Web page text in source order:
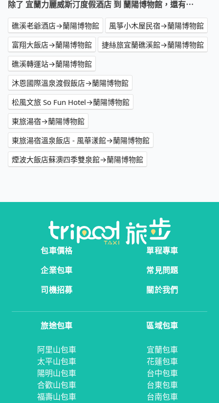
除了 宜蘭力麗威斯汀度假酒店 到 蘭陽博物館，還有⋯
礁溪老爺酒店→蘭陽博物館
風箏小木屋民宿→蘭陽博物館
富翔大飯店→蘭陽博物館
捷絲旅宜蘭礁溪館→蘭陽博物館
礁溪轉運站→蘭陽博物館
沐恩國際溫泉渡假飯店→蘭陽博物館
松風文旅 So Fun Hotel→蘭陽博物館
東旅湯宿→蘭陽博物館
東旅湯宿溫泉飯店 - 風華漾館→蘭陽博物館
煙波大飯店蘇澳四季雙泉館→蘭陽博物館
包車價格
單程專車
企業包車
常見問題
司機招募
關於我們
旅途包車
阿里山包車
太平山包車
陽明山包車
合歡山包車
福壽山包車
區域包車
宜蘭包車
花蓮包車
台中包車
台東包車
台南包車